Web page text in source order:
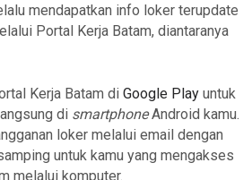
mendapatkan info loker terupdate
Portal Kerja Batam, diantaranya
Kerja Batam di Google Playuntuk
di smartphoneAndroid kamu.
loker melalui email dengan
untuk kamu yang mengakses
melalui komputer.